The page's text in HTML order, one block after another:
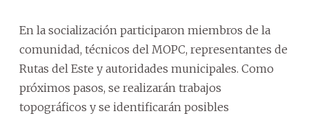
En la socialización participaron miembros de la
comunidad, técnicos del MOPC, representantes de
Rutas del Este y autoridades municipales. Como
próximos pasos, se realizarán trabajos
topográficos y se identificarán posibles